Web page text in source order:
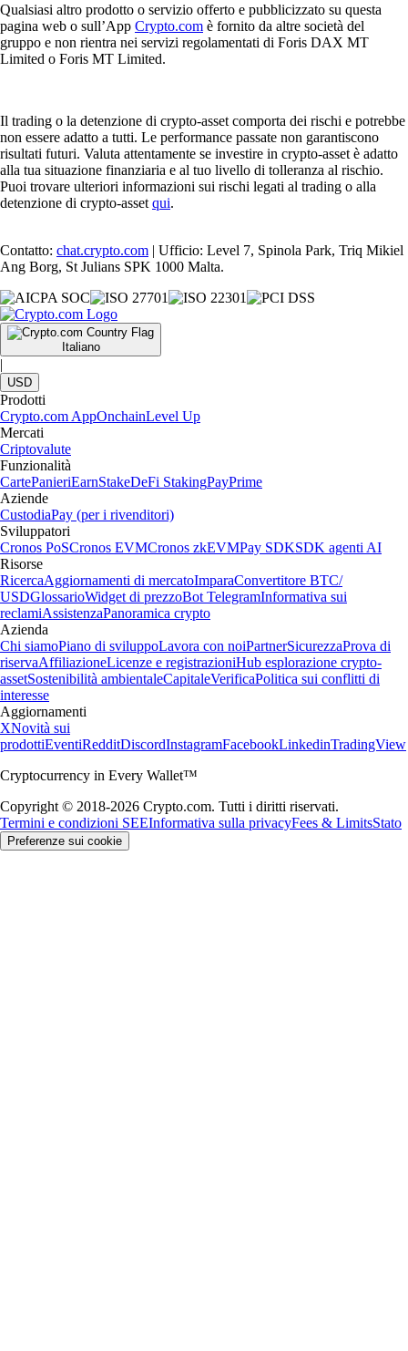
Qualsiasi altro prodotto o servizio offerto e pubblicizzato su questa
pagina web o sull’App Crypto.com è fornito da altre società del
gruppo e non rientra nei servizi regolamentati di Foris DAX MT
Limited o Foris MT Limited.
Il trading o la detenzione di crypto-asset comporta dei rischi e potrebbe
non essere adatto a tutti. Le performance passate non garantiscono
risultati futuri. Valuta attentamente se investire in crypto-asset è adatto
alla tua situazione finanziaria e al tuo livello di tolleranza al rischio.
Puoi trovare ulteriori informazioni sui rischi legati al trading o alla
detenzione di crypto-asset qui.
Contatto: chat.crypto.com | Ufficio: Level 7, Spinola Park, Triq Mikiel
Ang Borg, St Julians SPK 1000 Malta.
Italiano
|
USD
Prodotti
Crypto.com AppOnchainLevel Up
Mercati
Criptovalute
Funzionalità
CartePanieriEarnStakeDeFi StakingPayPrime
Aziende
CustodiaPay (per i rivenditori)
Sviluppatori
Cronos PoSCronos EVMCronos zkEVMPay SDKSDK agenti AI
Risorse
RicercaAggiornamenti di mercatoImparaConvertitore BTC/
USDGlossarioWidget di prezzoBot TelegramInformativa sui
reclamiAssistenzaPanoramica crypto
Azienda
Chi siamoPiano di sviluppoLavora con noiPartnerSicurezzaProva di
riservaAffiliazioneLicenze e registrazioniHub esplorazione crypto-
assetSostenibilità ambientaleCapitaleVerificaPolitica sui conflitti di
interesse
Aggiornamenti
XNovità sui
prodottiEventiRedditDiscordInstagramFacebookLinkedinTradingView
Cryptocurrency in Every Wallet™
Copyright © 2018-2026 Crypto.com. Tutti i diritti riservati.
Termini e condizioni SEEInformativa sulla privacyFees & LimitsStato
Preferenze sui cookie